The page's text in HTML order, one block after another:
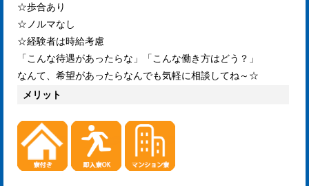
☆歩合あり
☆ノルマなし
☆経験者は時給考慮
「こんな待遇があったらな」「こんな働き方はどう？」
なんて、希望があったらなんでも気軽に相談してね～☆
メリット